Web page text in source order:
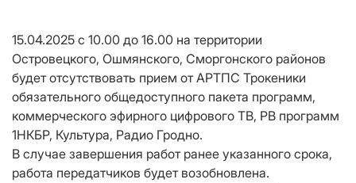
15.04.2025 с 10.00 до 16.00 на территории
Островецкого, Ошмянского, Сморгонского районов
будет отсутствовать прием от АРТПС Трокеники
обязательного общедоступного пакета программ,
коммерческого эфирного цифрового ТВ, РВ программ
1НКБР, Культура, Радио Гродно.
В случае завершения работ ранее указанного срока,
работа передатчиков будет возобновлена.